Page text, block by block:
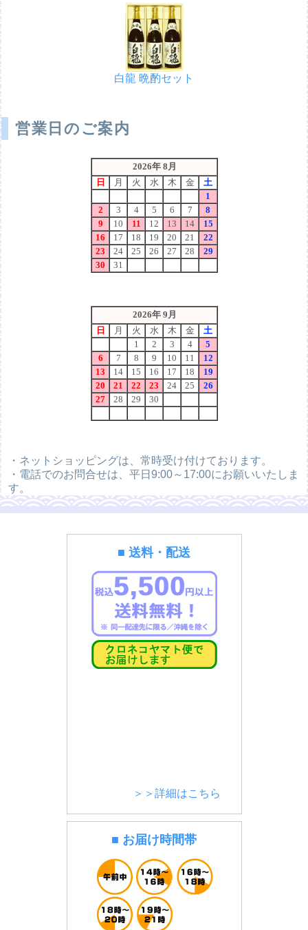
白龍 晩酌セット
営業日のご案内
・ネットショッピングは、常時受け付けております。
・電話でのお問合せは、平日9:00～17:00にお願いいたしま
す。
■ 送料・配送
＞＞詳細はこちら
■ お届け時間帯